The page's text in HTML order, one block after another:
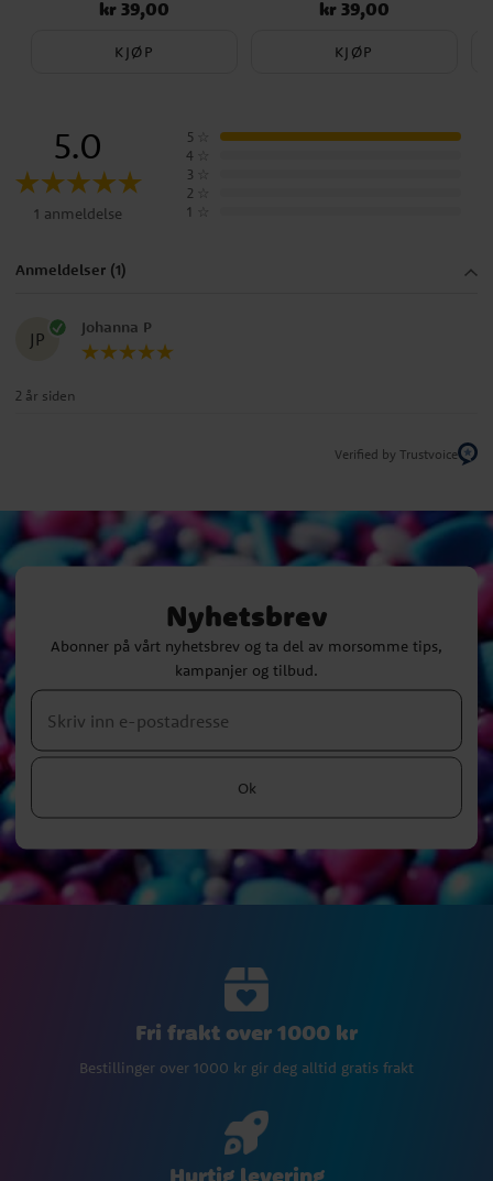
Pris:kr 39,00
kr 39,00
KJØP
Pris:kr 39,00
kr 39,00
KJØP
5.0
1 anmeldelse
5
4
3
2
1
Anmeldelser (1)
JP
Johanna P
2 år siden
Verified by Trustvoice
Nyhetsbrev
Abonner på vårt nyhetsbrev og ta del av morsomme tips,
kampanjer og tilbud.
Ok
Fri frakt over 1000 kr
Bestillinger over 1000 kr gir deg alltid gratis frakt
Hurtig levering